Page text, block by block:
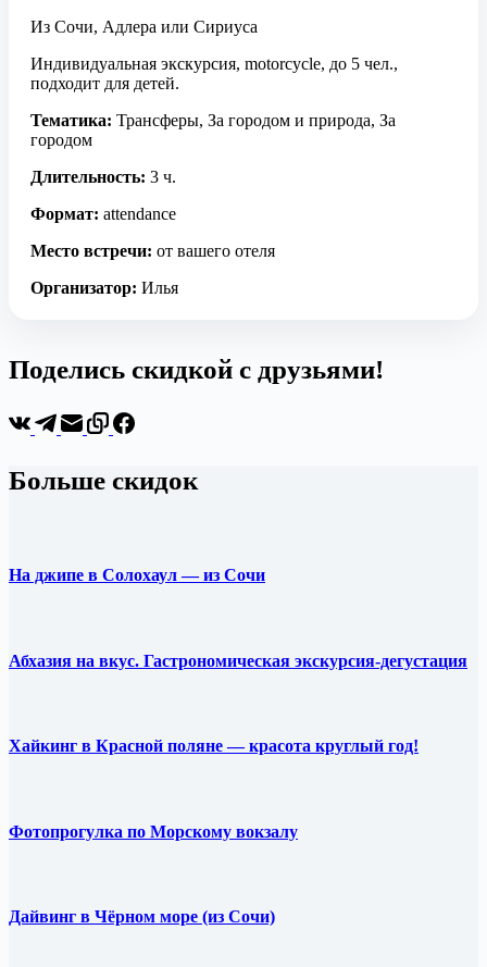
Из Сочи, Адлера или Сириуса
Индивидуальная экскурсия, motorcycle, до 5 чел.,
подходит для детей.
Тематика: Трансферы, За городом и природа, За
городом
Длительность: 3 ч.
Формат: attendance
Место встречи: от вашего отеля
Организатор: Илья
Поделись скидкой с друзьями!
Больше скидок
На джипе в Солохаул — из Сочи
Абхазия на вкус. Гастрономическая экскурсия-дегустация
Хайкинг в Красной поляне — красота круглый год!
Фотопрогулка по Морскому вокзалу
Дайвинг в Чёрном море (из Сочи)